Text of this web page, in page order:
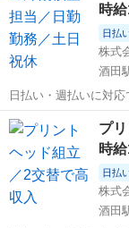
時
日払
株式
酒田
日払い・週払いに対
ズムが整いやすい職場で
会社ジャパンクリエイトの強み／ 【製造・物
門性】 ジャパンクリ
山形
プ
時
日払
株式
酒田